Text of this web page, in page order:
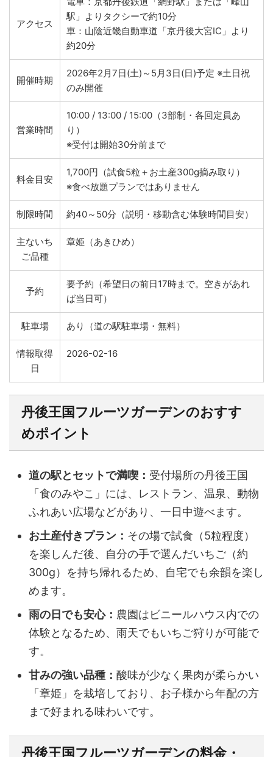
アクセス
駅」よりタクシーで約10分
車：山陰近畿自動車道「京丹後大宮IC」より
約20分
開催時期
2026年2月7日(土)～5月3日(日)予定 ※土日祝
のみ開催
営業時間
10:00 / 13:00 / 15:00（3部制・各回定員あ
り）
※受付は開始30分前まで
料金目安
1,700円（試食5粒＋お土産300g摘み取り）
※食べ放題プランではありません
制限時間 約40～50分（説明・移動含む体験時間目安）
主ないち
ご品種
章姫（あきひめ）
予約
要予約（希望日の前日17時まで。空きがあれ
ば当日可）
駐車場 あり（道の駅駐車場・無料）
情報取得
日
2026-02-16
丹後王国フルーツガーデンのおすす
めポイント
道の駅とセットで満喫： 受付場所の丹後王国
「食のみやこ」には、レストラン、温泉、動物
ふれあい広場などがあり、一日中遊べます。
お土産付きプラン： その場で試食（5粒程度）
を楽しんだ後、自分の手で選んだいちご（約
300g）を持ち帰れるため、自宅でも余韻を楽し
めます。
雨の日でも安心： 農園はビニールハウス内での
体験となるため、雨天でもいちご狩りが可能で
す。
甘みの強い品種： 酸味が少なく果肉が柔らかい
「章姫」を栽培しており、お子様から年配の方
まで好まれる味わいです。
丹後王国フルーツガーデンの料金・